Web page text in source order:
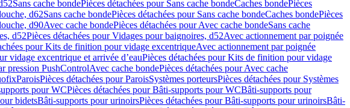
Sans cache bondePièces détachées pour Sans cache bondeCaches bondePièces
d62Sans cache bondePièces détachées pour Sans cache bondeCaches bondePièces
d90Avec cache bondePièces détachées pour Avec cache bondeSans cache
d52Pièces détachées pour Vidages pour baignoires, d52Avec actionnement par poignée
pour Kits de finition pour vidage excentriqueAvec actionnement par poignée
vidage excentrique et arrivée d’eauPièces détachées pour Kits de finition pour vidage
pression PushControlAvec cache bondePièces détachées pour Avec cache
ParoisPièces détachées pour ParoisSystèmes porteursPièces détachées pour Systèmes
pour WCPièces détachées pour Bâti-supports pour WCBâti-supports pour
bidetsBâti-supports pour urinoirsPièces détachées pour Bâti-supports pour urinoirsBâti-